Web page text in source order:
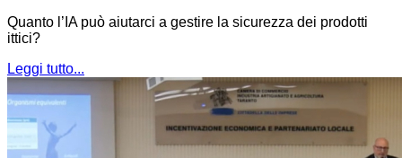
Quanto l’IA può aiutarci a gestire la sicurezza dei prodotti
ittici?
Leggi tutto...